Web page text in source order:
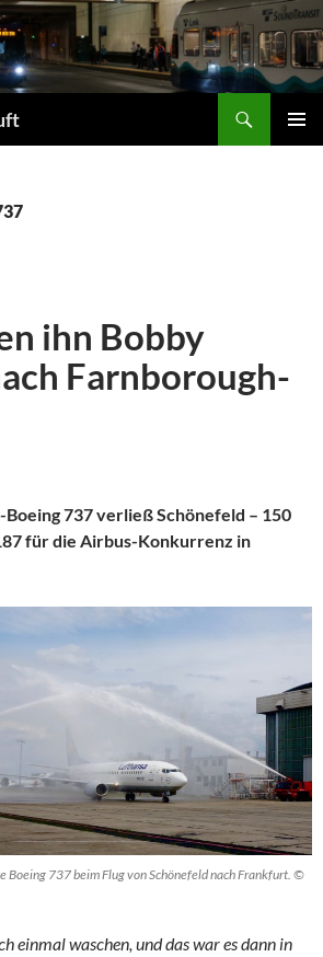
ihn Bobby
Farnborough-
737 verließ Schönefeld – 150
für die Airbus-Konkurrenz in
Boeing 737 beim Flug von Schönefeld nach Frankfurt. ©
einmal waschen, und das war es dann in